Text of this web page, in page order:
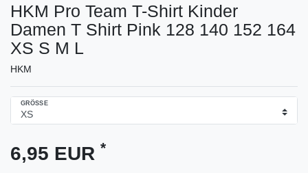
HKM Pro Team T-Shirt Kinder
Damen T Shirt Pink 128 140 152 164
XS S M L
HKM
GRÖSSE
6,95 EUR *